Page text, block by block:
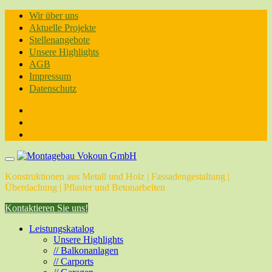
Skip
content
Wir über uns
Aktuelle Projekte
Stellenangebote
Unsere Highlights
AGB
Impressum
Datenschutz
Konstruktionen aus Metall und Holz | Fassadengestaltung |
Überdachung | Pflaster und Betonarbeiten
Kontaktieren Sie uns!
Leistungskatalog
Unsere Highlights
// Balkonanlagen
// Carports